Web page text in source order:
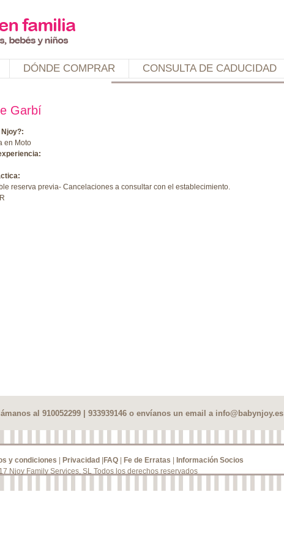
DÓNDE COMPRAR CONSULTA DE CADUCIDAD
Garbí
en Moto
reserva previa- Cancelaciones a consultar con el establecimiento.
al 910052299 | 933939146 o envíanos un email a info@babynjoy.es
y condiciones | Privacidad|FAQ| Fe de Erratas | Información Socios
Njoy Family Services, SL Todos los derechos reservados